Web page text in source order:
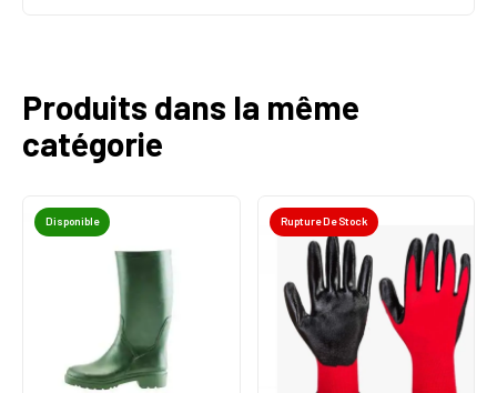
Produits dans la même
catégorie
Disponible Rupture De Stock